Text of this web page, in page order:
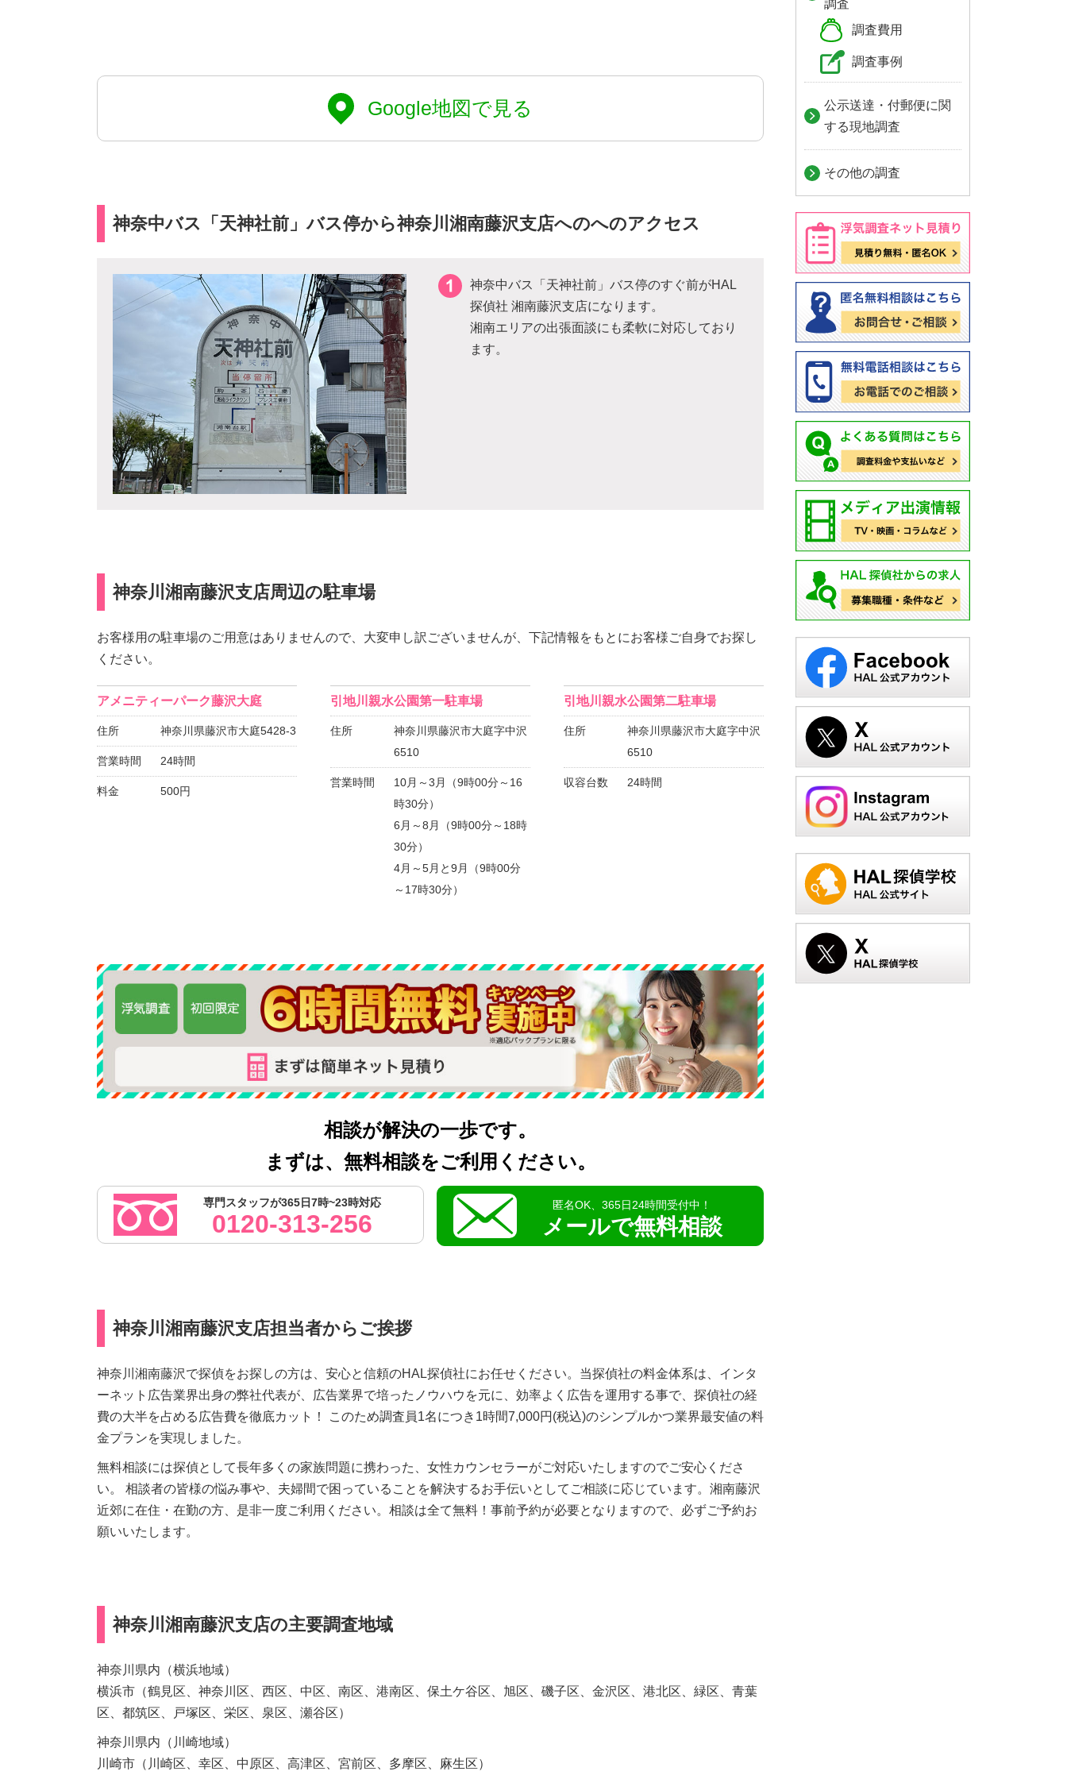
Google地図で見る
神奈中バス「天神社前」バス停から神奈川湘南藤沢支店へのへのアクセス
神奈中バス「天神社前」バス停のすぐ前がHAL
探偵社 湘南藤沢支店になります。
湘南エリアの出張面談にも柔軟に対応しており
ます。
神奈川湘南藤沢支店周辺の駐車場
お客様用の駐車場のご用意はありませんので、大変申し訳ございませんが、下記情報をもとにお客様ご自身でお探し
ください。
アメニティーパーク藤沢大庭
住所 神奈川県藤沢市大庭5428-3
営業時間 24時間
料金 500円
引地川親水公園第一駐車場
住所
神奈川県藤沢市大庭字中沢
6510
営業時間
10月～3月（9時00分～16
時30分）
6月～8月（9時00分～18時
30分）
4月～5月と9月（9時00分
～17時30分）
引地川親水公園第二駐車場
住所
神奈川県藤沢市大庭字中沢
6510
収容台数 24時間
相談が解決の一歩です。
まずは、無料相談をご利用ください。
専門スタッフが365日7時~23時対応
0120-313-256
匿名OK、365日24時間受付中！
メールで無料相談
神奈川湘南藤沢支店担当者からご挨拶
神奈川湘南藤沢で探偵をお探しの方は、安心と信頼のHAL探偵社にお任せください。当探偵社の料金体系は、インタ
ーネット広告業界出身の弊社代表が、広告業界で培ったノウハウを元に、効率よく広告を運用する事で、探偵社の経
費の大半を占める広告費を徹底カット！ このため調査員1名につき1時間7,000円(税込)のシンプルかつ業界最安値の料
金プランを実現しました。
無料相談には探偵として長年多くの家族問題に携わった、女性カウンセラーがご対応いたしますのでご安心くださ
い。 相談者の皆様の悩み事や、夫婦間で困っていることを解決するお手伝いとしてご相談に応じています。湘南藤沢
近郊に在住・在勤の方、是非一度ご利用ください。相談は全て無料！事前予約が必要となりますので、必ずご予約お
願いいたします。
神奈川湘南藤沢支店の主要調査地域
神奈川県内（横浜地域）
横浜市（鶴見区、神奈川区、西区、中区、南区、港南区、保土ケ谷区、旭区、磯子区、金沢区、港北区、緑区、青葉
区、都筑区、戸塚区、栄区、泉区、瀬谷区）
神奈川県内（川崎地域）
川崎市（川崎区、幸区、中原区、高津区、宮前区、多摩区、麻生区）
調査
調査費用
調査事例
公示送達・付郵便に関
する現地調査
その他の調査